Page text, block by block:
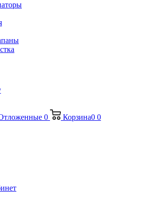
0 Корзина0 0